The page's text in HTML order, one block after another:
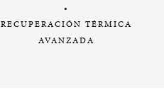
•
RECUPERACIÓN TÉRMICA
AVANZADA